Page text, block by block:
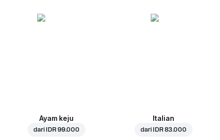
Ayam keju
dari IDR 99.000
Italian
dari IDR 83.000